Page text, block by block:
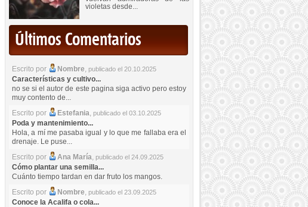
violetas desde...
Últimos Comentarios
Escrito por Nombre, publicado el 20.10.2025
Características y cultivo...
no se si el autor de este pagina siga activo pero estoy
muy contento de...
Escrito por
Estefania, publicado el 03.10.2025
Poda y mantenimiento...
Hola, a mí me pasaba igual y lo que me fallaba era el
drenaje. Le puse...
Escrito por
Ana María, publicado el 24.09.2025
Cómo plantar una semilla...
Cuánto tiempo tardan en dar fruto los mangos.
Escrito por
Nombre, publicado el 23.09.2025
Conoce la Acalifa o cola...